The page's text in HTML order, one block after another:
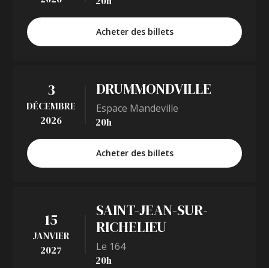
Acheter des billets
3
DÉCEMBRE
2026
DRUMMONDVILLE
Espace Mandeville
20h
Acheter des billets
15
JANVIER
2027
SAINT-JEAN-SUR-
RICHELIEU
Le 164
20h